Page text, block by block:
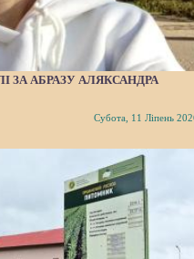
ЗА АБРАЗУ АЛЯКСАНДРА
Субота, 11 Ліпень